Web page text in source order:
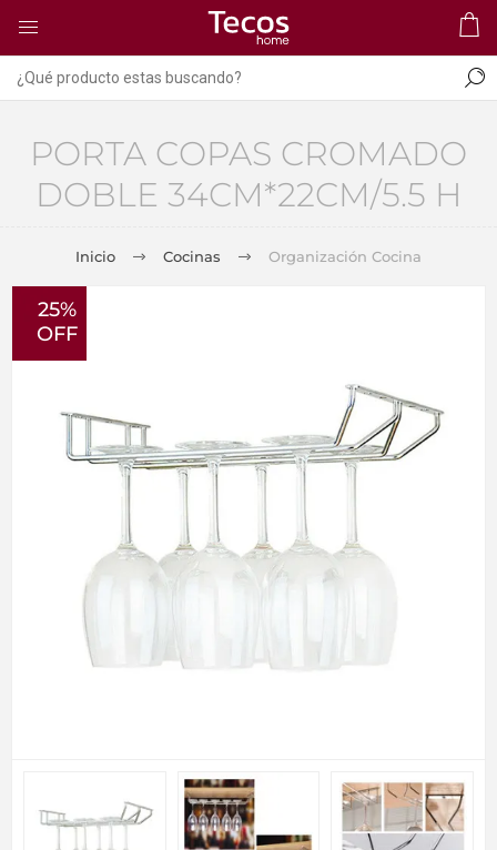
PORTA COPAS CROMADO
DOBLE 34CM*22CM/5.5 H
Inicio Cocinas Organización Cocina
25%
OFF